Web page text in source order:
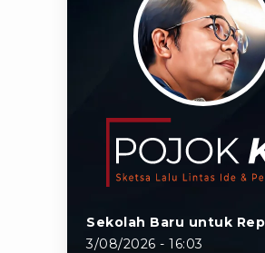
Sekolah Baru untuk
3/08/2026 - 16:03